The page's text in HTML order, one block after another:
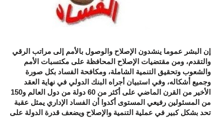
إن البشر عموما ينشدون الإصلاح والوصول بالأمم إلى مراتب الرقي
والتقدم، ومن مقتضيات الإصلاح المحافظة على مكتسبات الأمم
والشعوب وتحقيق التنمية الشاملة، ومكافحة الفساد بكل صورة
وجميع أشكاله، وفي استبيان أجراه البنك الدولي في نهاية العقد
الأخير من القرن الماضي على أكثر من 60 دولة من دول العالم و150
من المسئولين رفيعي المستوى أكدوا أن الفساد الإداري يمثل عقبة
تحد بشكل كبير في عملية التنمية والإصلاح ويضعف قدرة الدولة على